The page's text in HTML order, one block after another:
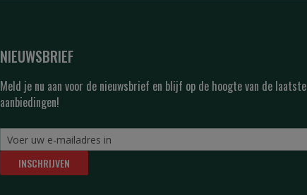
NIEUWSBRIEF
Meld je nu aan voor de nieuwsbrief en blijf op de hoogte van de laatste
aanbiedingen!
INSCHRIJVEN